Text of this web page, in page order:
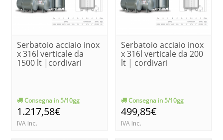
Serbatoio acciaio inox
x 316l verticale da
1500 lt |cordivari
Consegna in 5/10gg
1.217,58€
IVA Inc.
Serbatoio acciaio inox
x 316l verticale da 200
lt | cordivari
Consegna in 5/10gg
499,85€
IVA Inc.